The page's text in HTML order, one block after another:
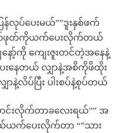
န်လုပ်ပေးမယ်””ဒူးနှစ်ဖက်
ာက်ဖုတ်ကိုယက်ပေးလိုက်တယ်
ော့်ကို ကျေးဇူးတင်တဲ့အနေနဲ့
းနေတယ် လျှာနဲ့အစိကိုဖိထိုး
နဲ့လိပ်ပြီး ပါးစပ်နဲ့စုပ်တယ်
ာင်းလိုက်တာခလေးရယ်”” အ
က်ပေးလိုက်တာ “”သား